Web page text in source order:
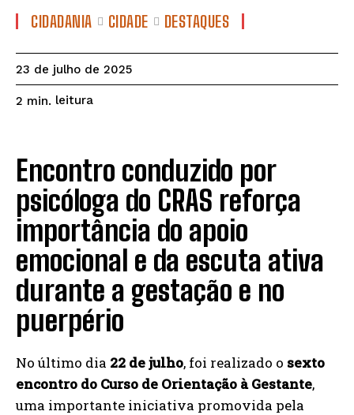
CIDADANIA CIDADE DESTAQUES
23 de julho de 2025
2 min. leitura
Encontro conduzido por
psicóloga do CRAS reforça
importância do apoio
emocional e da escuta ativa
durante a gestação e no
puerpério
No último dia 22 de julho, foi realizado o sexto
encontro do Curso de Orientação à Gestante,
uma importante iniciativa promovida pela